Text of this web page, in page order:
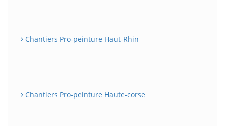
Chantiers Pro-peinture Haut-Rhin
Chantiers Pro-peinture Haute-corse